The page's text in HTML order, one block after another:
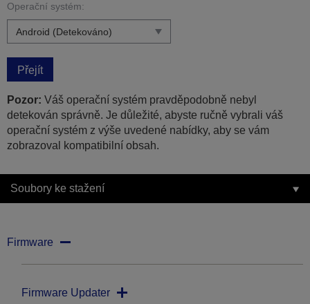
Operační systém:
Přejít
Pozor: Váš operační systém pravděpodobně nebyl
detekován správně. Je důležité, abyste ručně vybrali váš
operační systém z výše uvedené nabídky, aby se vám
zobrazoval kompatibilní obsah.
Soubory ke stažení
Firmware
Firmware Updater